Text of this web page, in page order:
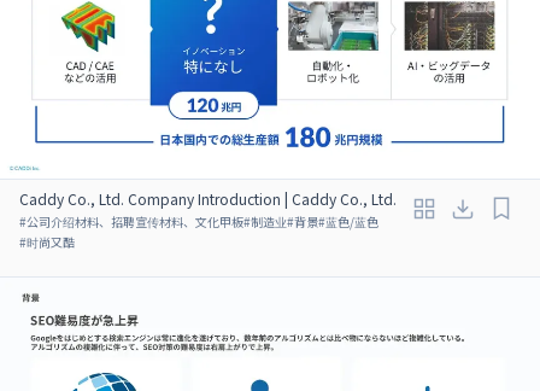
Caddy Co., Ltd. Company Introduction | Caddy Co., Ltd.
#公司介绍材料、招聘宣传材料、文化甲板#制造业#背景#蓝色/蓝色
#时尚又酷